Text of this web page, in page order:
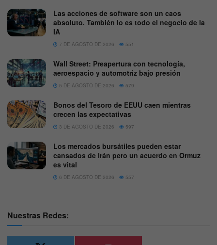
Las acciones de software son un caos
absoluto. También lo es todo el negocio de la
IA
7 DE AGOSTO DE 2026 551
Wall Street: Preapertura con tecnología,
aeroespacio y automotriz bajo presión
5 DE AGOSTO DE 2026 579
Bonos del Tesoro de EEUU caen mientras
crecen las expectativas
3 DE AGOSTO DE 2026 597
Los mercados bursátiles pueden estar
cansados de Irán pero un acuerdo en Ormuz
es vital
6 DE AGOSTO DE 2026 557
Nuestras Redes: